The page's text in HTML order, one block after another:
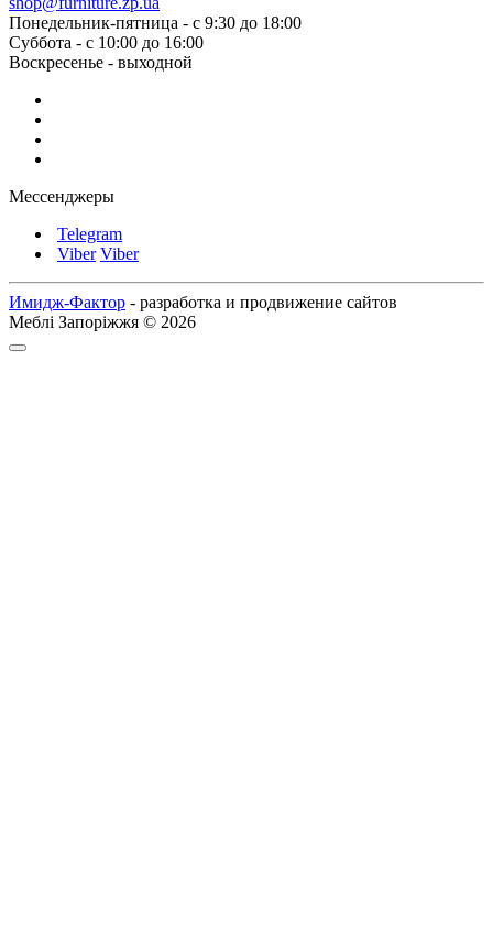
Понедельник-пятница - с 9:30 до 18:00
Суббота - с 10:00 до 16:00
Воскресенье - выходной
Мессенджеры
Telegram
Viber Viber
Имидж-Фактор - разработка и продвижение сайтов
Меблі Запоріжжя © 2026